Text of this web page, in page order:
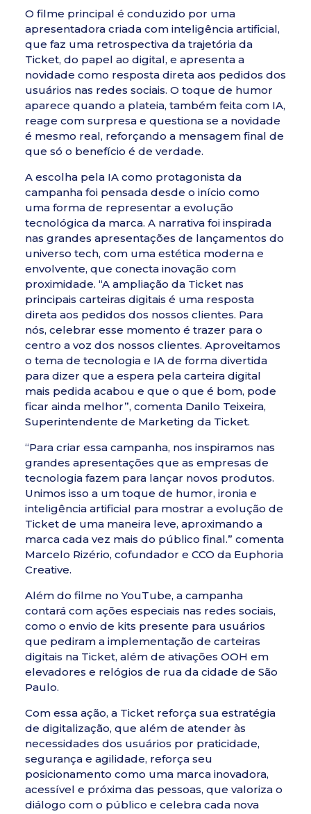
O filme principal é conduzido por uma
apresentadora criada com inteligência artificial,
que faz uma retrospectiva da trajetória da
Ticket, do papel ao digital, e apresenta a
novidade como resposta direta aos pedidos dos
usuários nas redes sociais. O toque de humor
aparece quando a plateia, também feita com IA,
reage com surpresa e questiona se a novidade
é mesmo real, reforçando a mensagem final de
que só o benefício é de verdade.
A escolha pela IA como protagonista da
campanha foi pensada desde o início como
uma forma de representar a evolução
tecnológica da marca. A narrativa foi inspirada
nas grandes apresentações de lançamentos do
universo tech, com uma estética moderna e
envolvente, que conecta inovação com
proximidade. “A ampliação da Ticket nas
principais carteiras digitais é uma resposta
direta aos pedidos dos nossos clientes. Para
nós, celebrar esse momento é trazer para o
centro a voz dos nossos clientes. Aproveitamos
o tema de tecnologia e IA de forma divertida
para dizer que a espera pela carteira digital
mais pedida acabou e que o que é bom, pode
ficar ainda melhor”, comenta Danilo Teixeira,
Superintendente de Marketing da Ticket.
“Para criar essa campanha, nos inspiramos nas
grandes apresentações que as empresas de
tecnologia fazem para lançar novos produtos.
Unimos isso a um toque de humor, ironia e
inteligência artificial para mostrar a evolução de
Ticket de uma maneira leve, aproximando a
marca cada vez mais do público final.” comenta
Marcelo Rizério, cofundador e CCO da Euphoria
Creative.
Além do filme no YouTube, a campanha
contará com ações especiais nas redes sociais,
como o envio de kits presente para usuários
que pediram a implementação de carteiras
digitais na Ticket, além de ativações OOH em
elevadores e relógios de rua da cidade de São
Paulo.
Com essa ação, a Ticket reforça sua estratégia
de digitalização, que além de atender às
necessidades dos usuários por praticidade,
segurança e agilidade, reforça seu
posicionamento como uma marca inovadora,
acessível e próxima das pessoas, que valoriza o
diálogo com o público e celebra cada nova